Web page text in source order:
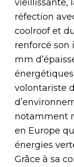
vieillissante,
réfection
coolroof et
renforcé son
mm
volontariste
notamment
en Europe
énergies
Grâce à sa